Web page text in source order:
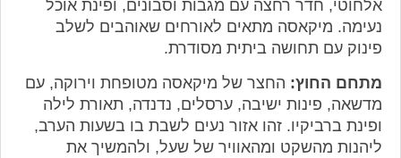
אלחוטי, חדר רחצה עם מגבות וסבונים, ופינת אוכל
נעימה. מיקאסה מתאים לאורחים שאוהבים לשלב
פינוק עם תחושה ביתית מסודרת.
מתחם החוץ: החצר של מיקאסה מטופחת וירוקה, עם
מדשאה, פינות ישיבה, ערסלים, נדנדה, תאורת לילה
ופינת ברביקיו. זהו אזור נעים לשבת בו בשעות הערב,
ליהנות מהשקט ומהאוויר של שעל, ולהמשיך את